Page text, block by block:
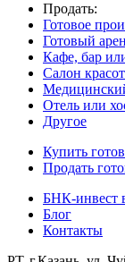
Продать:
Готовое
Готовый
Кафе, бар
Салон
Отель или
Другое
Купить
Продать
БНК-инвест
Блог
Контакты